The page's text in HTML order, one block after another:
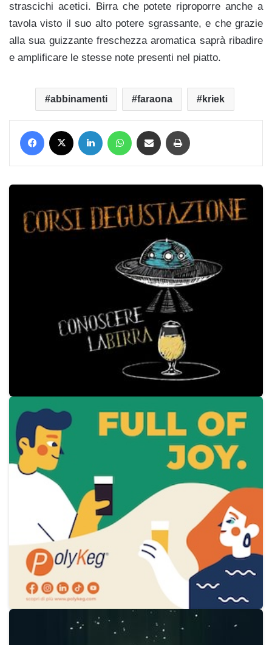
strascichi acetici. Birra che potete riproporre anche a
tavola visto il suo alto potere sgrassante, e che grazie
alla sua guizzante freschezza aromatica saprà ribadire
e amplificare le stesse note presenti nel piatto.
abbinamenti faraona kriek
Facebook LinkedIn WhatsApp Condividi via mail